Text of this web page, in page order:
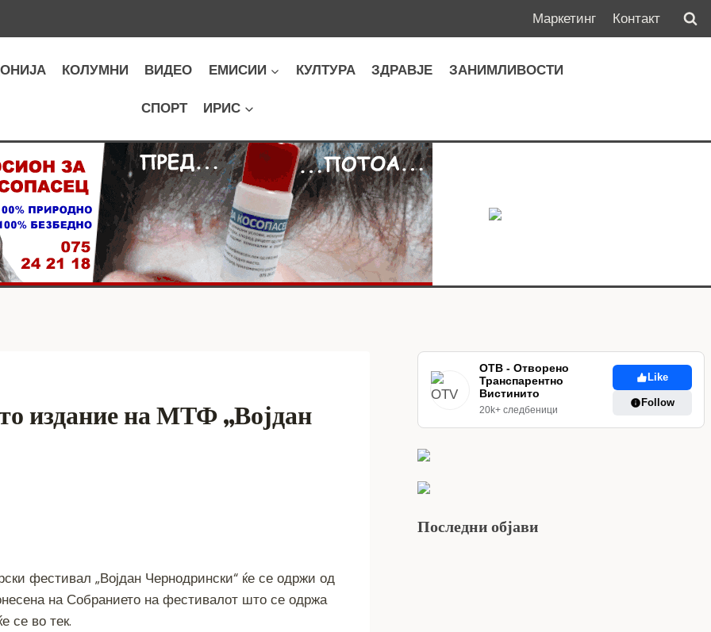
Маркетинг Контакт
КОЛУМНИ ВИДЕО ЕМИСИИ КУЛТУРА ЗДРАВЈЕ ЗАНИМЛИВОСТИ
СПОРТ ИРИС
издание на МТФ „Војдан
фестивал „Војдан Чернодрински“ ќе се одржи од
на Собранието на фестивалот што се одржа
се во тек.
ОТВ - Отворено
Транспарентно
Вистинито
20k+ следбеници
Like
Follow
Последни објави